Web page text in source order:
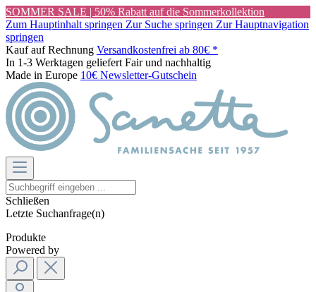
SOMMER SALE | 50% Rabatt auf die Sommerkollektion
Zum Hauptinhalt springen Zur Suche springen Zur Hauptnavigation
springen
Kauf auf Rechnung Versandkostenfrei ab 80€ *
In 1-3 Werktagen geliefert Fair und nachhaltig
Made in Europe 10€ Newsletter-Gutschein
Schließen
Letzte Suchanfrage(n)
Produkte
Powered by